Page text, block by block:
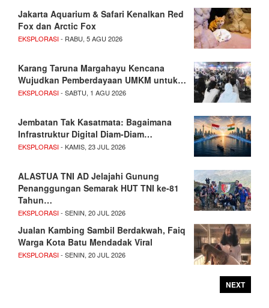
Jakarta Aquarium & Safari Kenalkan Red
Fox dan Arctic Fox
EKSPLORASI- RABU, 5 AGU 2026
Karang Taruna Margahayu Kencana
Wujudkan Pemberdayaan UMKM untuk…
EKSPLORASI- SABTU, 1 AGU 2026
Jembatan Tak Kasatmata: Bagaimana
Infrastruktur Digital Diam-Diam…
EKSPLORASI- KAMIS, 23 JUL 2026
ALASTUA TNI AD Jelajahi Gunung
Penanggungan Semarak HUT TNI ke-81
Tahun…
EKSPLORASI- SENIN, 20 JUL 2026
Jualan Kambing Sambil Berdakwah, Faiq
Warga Kota Batu Mendadak Viral
EKSPLORASI- SENIN, 20 JUL 2026
NEXT